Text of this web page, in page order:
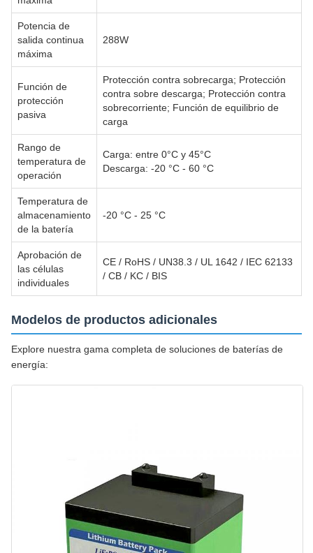
Potencia de
salida continua
máxima
288W
Función de
protección
pasiva
Protección contra sobrecarga; Protección
contra sobre descarga; Protección contra
sobrecorriente; Función de equilibrio de
carga
Rango de
temperatura de
operación
Carga: entre 0°C y 45°C
Descarga: -20 °C - 60 °C
Temperatura de
almacenamiento
de la batería
-20 °C - 25 °C
Aprobación de
las células
individuales
CE / RoHS / UN38.3 / UL 1642 / IEC 62133
/ CB / KC / BIS
Modelos de productos adicionales
Explore nuestra gama completa de soluciones de baterías de
energía: